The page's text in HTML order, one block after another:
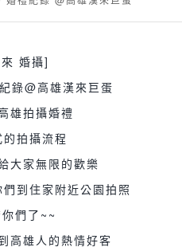
婚攝]
錄@高雄漢來巨蛋
雄拍攝婚禮
拍攝流程
大家無限的歡樂
到住家附近公園拍照
們了~~
高雄人的熱情好客